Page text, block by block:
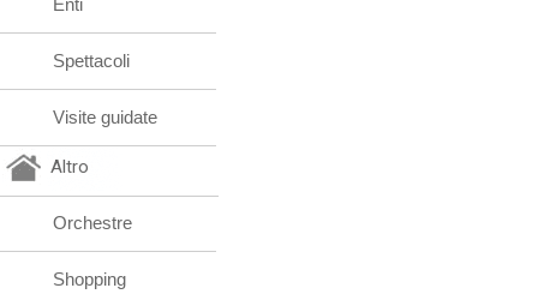
Enti
Spettacoli
Visite guidate
Altro
Orchestre
Shopping